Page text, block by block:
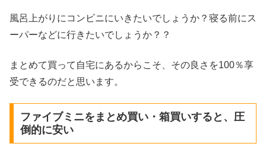
風呂上がりにコンビニにいきたいでしょうか？寝る前にス
ーパーなどに行きたいでしょうか？？
まとめて買って自宅にあるからこそ、その良さを100％享
受できるのだと思います。
ファイブミニをまとめ買い・箱買いすると、圧
倒的に安い